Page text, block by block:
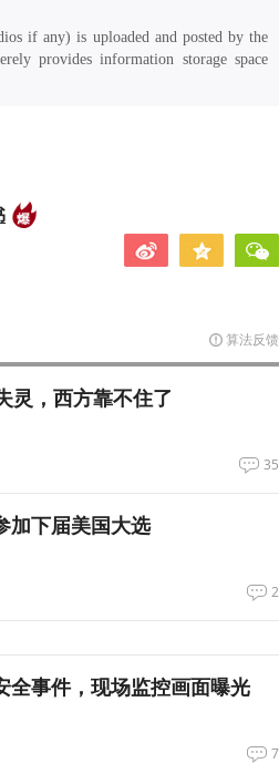
if any) is uploaded and posted by the
provides information storage space
算法反馈
灵，西方靠不住了
35
加下届美国大选
2
全事件，现场监控画面曝光
7